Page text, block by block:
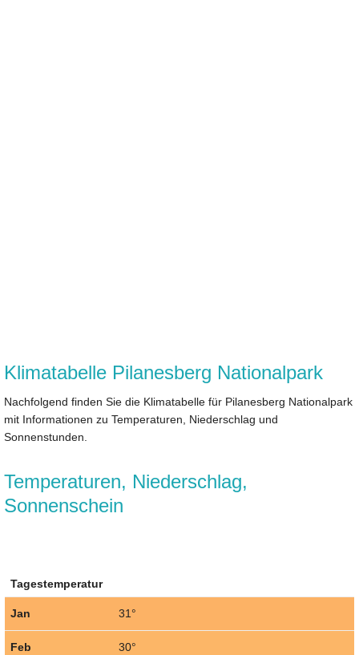
Klimatabelle Pilanesberg Nationalpark
Nachfolgend finden Sie die Klimatabelle für Pilanesberg Nationalpark
mit Informationen zu Temperaturen, Niederschlag und
Sonnenstunden.
Temperaturen, Niederschlag,
Sonnenschein
Tagestemperatur
Jan 31°
Feb 30°